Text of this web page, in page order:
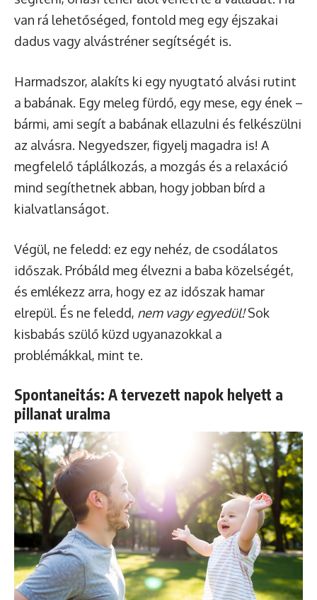
van rá lehetőséged, fontold meg egy éjszakai
dadus vagy alvástréner segítségét is.
Harmadszor, alakíts ki egy nyugtató alvási rutint
a babának. Egy meleg fürdő, egy mese, egy ének –
bármi, ami segít a babának ellazulni és felkészülni
az alvásra. Negyedszer, figyelj magadra is! A
megfelelő táplálkozás, a mozgás és a relaxáció
mind segíthetnek abban, hogy jobban bírd a
kialvatlanságot.
Végül, ne feledd: ez egy nehéz, de csodálatos
időszak. Próbáld meg élvezni a baba közelségét,
és emlékezz arra, hogy ez az időszak hamar
elrepül. És ne feledd, nem vagy egyedül!Sok
kisbabás szülő küzd ugyanazokkal a
problémákkal, mint te.
Spontaneitás: A tervezett napok helyett a
pillanat uralma